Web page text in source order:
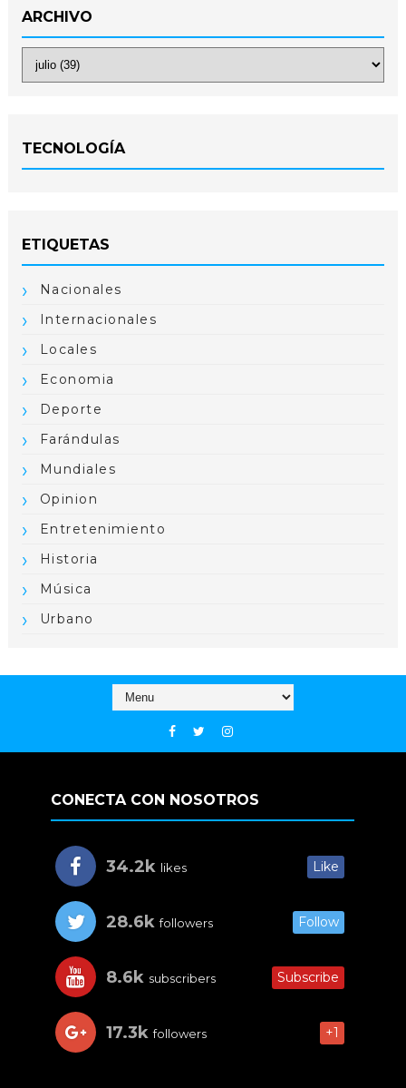
ARCHIVO
TECNOLOGÍA
ETIQUETAS
Nacionales
Internacionales
Locales
Economia
Deporte
Farándulas
Mundiales
Opinion
Entretenimiento
Historia
Música
Urbano
CONECTA CON NOSOTROS
34.2k likes Like
28.6k followers Follow
8.6k subscribers Subscribe
17.3k followers +1